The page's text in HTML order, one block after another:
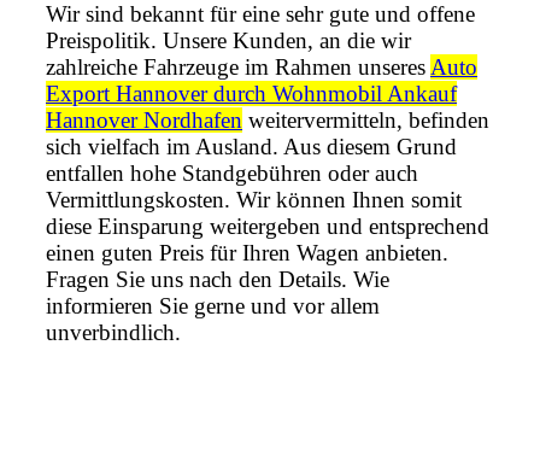
Wir sind bekannt für eine sehr gute und offene
Preispolitik. Unsere Kunden, an die wir
zahlreiche Fahrzeuge im Rahmen unseres Auto
Export Hannover durch Wohnmobil Ankauf
Hannover Nordhafen weitervermitteln, befinden
sich vielfach im Ausland. Aus diesem Grund
entfallen hohe Standgebühren oder auch
Vermittlungskosten. Wir können Ihnen somit
diese Einsparung weitergeben und entsprechend
einen guten Preis für Ihren Wagen anbieten.
Fragen Sie uns nach den Details. Wie
informieren Sie gerne und vor allem
unverbindlich.